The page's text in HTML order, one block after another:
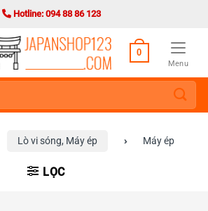
Hotline: 094 88 86 123
0
Menu
Lò vi sóng, Máy ép › Máy ép
LỌC